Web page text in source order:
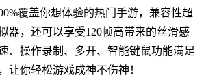
覆盖你想体验的热门手游，兼容性超
器，还可以享受120帧高带来的丝滑感
、操作录制、多开、智能键鼠功能满足
让你轻松游戏成神不伤神！